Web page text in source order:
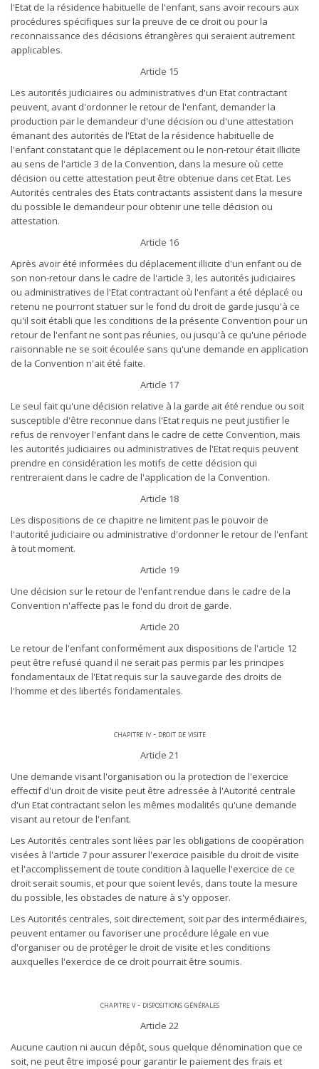
l'Etat de la résidence habituelle de l'enfant, sans avoir recours aux
procédures spécifiques sur la preuve de ce droit ou pour la
reconnaissance des décisions étrangères qui seraient autrement
applicables.
Article 15
Les autorités judiciaires ou administratives d'un Etat contractant
peuvent, avant d'ordonner le retour de l'enfant, demander la
production par le demandeur d'une décision ou d'une attestation
émanant des autorités de l'Etat de la résidence habituelle de
l'enfant constatant que le déplacement ou le non-retour était illicite
au sens de l'article 3 de la Convention, dans la mesure où cette
décision ou cette attestation peut être obtenue dans cet Etat. Les
Autorités centrales des Etats contractants assistent dans la mesure
du possible le demandeur pour obtenir une telle décision ou
attestation.
Article 16
Après avoir été informées du déplacement illicite d'un enfant ou de
son non-retour dans le cadre de l'article 3, les autorités judiciaires
ou administratives de l'Etat contractant où l'enfant a été déplacé ou
retenu ne pourront statuer sur le fond du droit de garde jusqu'à ce
qu'il soit établi que les conditions de la présente Convention pour un
retour de l'enfant ne sont pas réunies, ou jusqu'à ce qu'une période
raisonnable ne se soit écoulée sans qu'une demande en application
de la Convention n'ait été faite.
Article 17
Le seul fait qu'une décision relative à la garde ait été rendue ou soit
susceptible d'être reconnue dans l'Etat requis ne peut justifier le
refus de renvoyer l'enfant dans le cadre de cette Convention, mais
les autorités judiciaires ou administratives de l'Etat requis peuvent
prendre en considération les motifs de cette décision qui
rentreraient dans le cadre de l'application de la Convention.
Article 18
Les dispositions de ce chapitre ne limitent pas le pouvoir de
l'autorité judiciaire ou administrative d'ordonner le retour de l'enfant
à tout moment.
Article 19
Une décision sur le retour de l'enfant rendue dans le cadre de la
Convention n'affecte pas le fond du droit de garde.
Article 20
Le retour de l'enfant conformément aux dispositions de l'article 12
peut être refusé quand il ne serait pas permis par les principes
fondamentaux de l'Etat requis sur la sauvegarde des droits de
l'homme et des libertés fondamentales.
chapitre iv - droit de visite
Article 21
Une demande visant l'organisation ou la protection de l'exercice
effectif d'un droit de visite peut être adressée à l'Autorité centrale
d'un Etat contractant selon les mêmes modalités qu'une demande
visant au retour de l'enfant.
Les Autorités centrales sont liées par les obligations de coopération
visées à l'article 7 pour assurer l'exercice paisible du droit de visite
et l'accomplissement de toute condition à laquelle l'exercice de ce
droit serait soumis, et pour que soient levés, dans toute la mesure
du possible, les obstacles de nature à s'y opposer.
Les Autorités centrales, soit directement, soit par des intermédiaires,
peuvent entamer ou favoriser une procédure légale en vue
d'organiser ou de protéger le droit de visite et les conditions
auxquelles l'exercice de ce droit pourrait être soumis.
chapitre v - dispositions générales
Article 22
Aucune caution ni aucun dépôt, sous quelque dénomination que ce
soit, ne peut être imposé pour garantir le paiement des frais et